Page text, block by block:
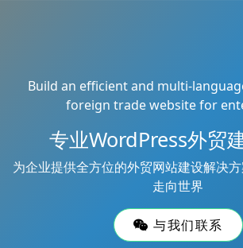
Build an efficient and multi-
foreign trade website for
专业WordPress外贸
为企业提供全方位的外贸网站建设解决
走向世界
与我们联系